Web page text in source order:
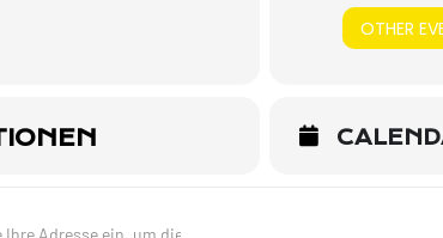
OTHER
- Dexheim [6BybRWkpB]